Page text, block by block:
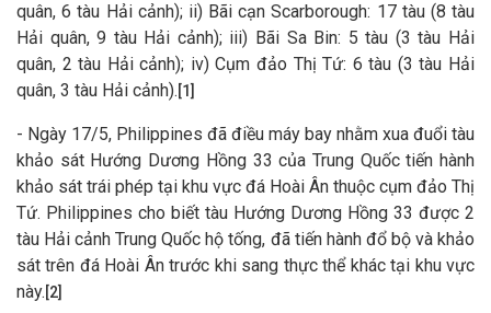
quân, 6 tàu Hải cảnh); ii) Bãi cạn Scarborough: 17 tàu (8 tàu
Hải quân, 9 tàu Hải cảnh); iii) Bãi Sa Bin: 5 tàu (3 tàu Hải
quân, 2 tàu Hải cảnh); iv) Cụm đảo Thị Tứ: 6 tàu (3 tàu Hải
quân, 3 tàu Hải cảnh). [1]
- Ngày 17/5, Philippines đã điều máy bay nhằm xua đuổi tàu
khảo sát Hướng Dương Hồng 33 của Trung Quốc tiến hành
khảo sát trái phép tại khu vực đá Hoài Ân thuộc cụm đảo Thị
Tứ. Philippines cho biết tàu Hướng Dương Hồng 33 được 2
tàu Hải cảnh Trung Quốc hộ tống, đã tiến hành đổ bộ và khảo
sát trên đá Hoài Ân trước khi sang thực thể khác tại khu vực
này. [2]